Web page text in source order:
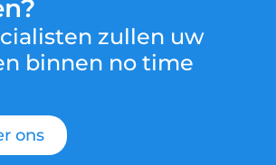
zullen uw
binnen no time
ons